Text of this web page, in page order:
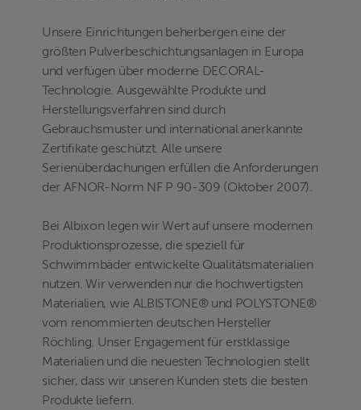
Unsere Einrichtungen beherbergen eine der
größten Pulverbeschichtungsanlagen in Europa
und verfügen über moderne DECORAL-
Technologie. Ausgewählte Produkte und
Herstellungsverfahren sind durch
Gebrauchsmuster und international anerkannte
Zertifikate geschützt. Alle unsere
Serienüberdachungen erfüllen die Anforderungen
der AFNOR-Norm NF P 90-309 (Oktober 2007).
Bei Albixon legen wir Wert auf unsere modernen
Produktionsprozesse, die speziell für
Schwimmbäder entwickelte Qualitätsmaterialien
nutzen. Wir verwenden nur die hochwertigsten
Materialien, wie ALBISTONE® und POLYSTONE®
vom renommierten deutschen Hersteller
Röchling. Unser Engagement für erstklassige
Materialien und die neuesten Technologien stellt
sicher, dass wir unseren Kunden stets die besten
Produkte liefern.